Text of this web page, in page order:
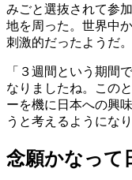
みごと選抜されて参
地を周った。世界中
刺激的だったようだ。
「３週間という期間
なりましたね。この
ーを機に日本への興
うと考えるようになり
念願かなって